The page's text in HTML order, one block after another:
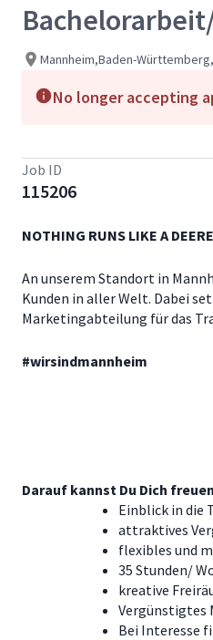
Mannheim,Baden-
No longer accepting
Job ID
115206
NOTHING RUNS LIKE A
An unserem Standort in
Kunden in aller Welt. Dabei
Marketingabteilung für das
#wirsindmannheim
Darauf kannst Du Dich
Einblick in die
attraktives
flexibles und
35 Stunden/
kreative
Vergünstigtes
Bei Interesse